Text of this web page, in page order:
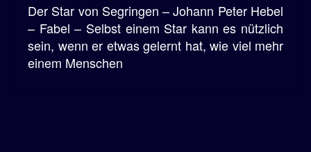
Der Star von Segringen – Johann Peter Hebel
– Fabel – Selbst einem Star kann es nützlich
sein, wenn er etwas gelernt hat, wie viel mehr
einem Menschen